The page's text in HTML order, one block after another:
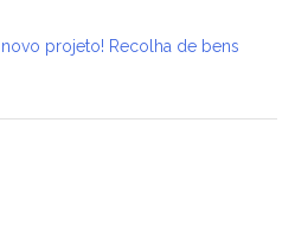
projeto! Recolha de bens